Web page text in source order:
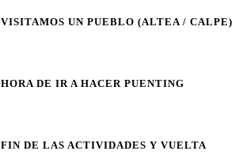
VISITAMOS UN PUEBLO (ALTEA / CALPE)
HORA DE IR A HACER PUENTING
FIN DE LAS ACTIVIDADES Y VUELTA